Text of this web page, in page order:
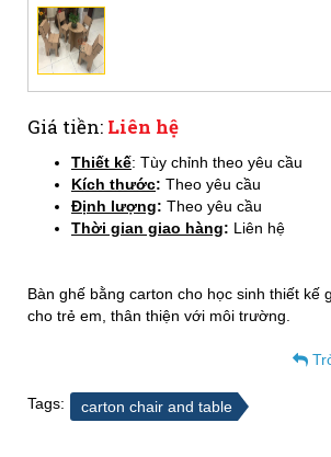
Giá tiền: Liên hệ
Thiết kế: Tùy chỉnh theo yêu cầu
Kích thước: Theo yêu cầu
Định lượng: Theo yêu cầu
Thời gian giao hàng: Liên hệ
Bàn ghế bằng carton cho học sinh thiết kế
cho trẻ em, thân thiện với môi trường.
Tags: carton chair and table